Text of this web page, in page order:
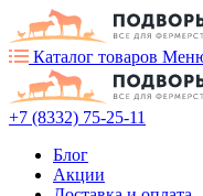
Каталог товаров
+7 (8332) 75-25-11
Блог
Акции